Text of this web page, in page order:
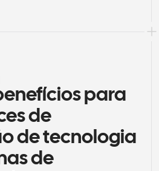
para
de
de tecnologia
de